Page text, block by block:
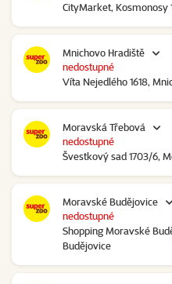
CityMarket, Kosmonosy
Mnichovo Hradiště
Víta Nejedlého 1618,
nedostupné
Moravská Třebová
Švestkový sad 1703/6,
nedostupné
Moravské Budějovice
Shopping Moravské
Budějovice
nedostupné